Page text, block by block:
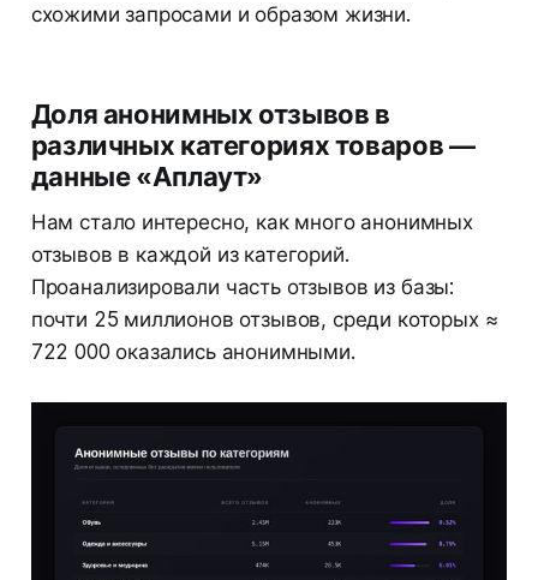
схожими запросами и образом жизни.
Доля анонимных отзывов в
различных категориях товаров —
данные «Аплаут»
Нам стало интересно, как много анонимных
отзывов в каждой из категорий.
Проанализировали часть отзывов из базы:
почти 25 миллионов отзывов, среди которых ≈
722 000 оказались анонимными.